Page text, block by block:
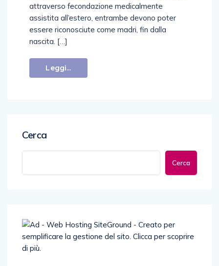
attraverso fecondazione medicalmente
assistita all’estero, entrambe devono poter
essere riconosciute come madri, fin dalla
nascita. […]
Leggi...
Cerca
Cerca